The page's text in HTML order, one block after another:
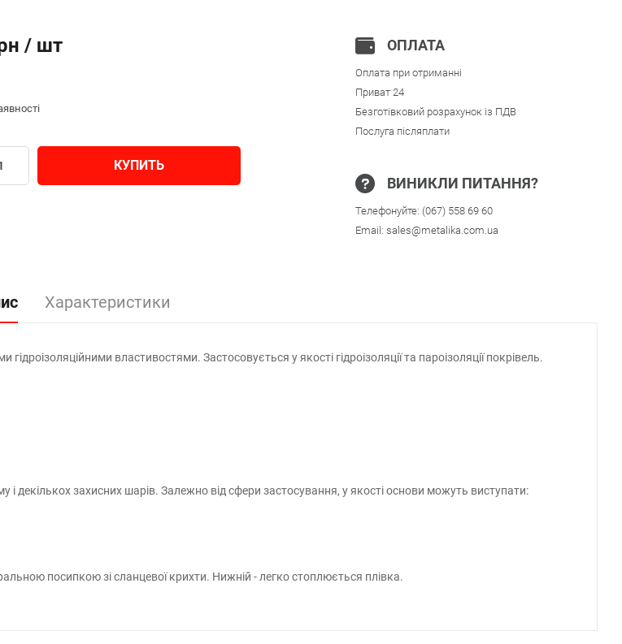
/ шт
КУПИТЬ
ОПЛАТА
Оплата при отриманні
Приват 24
Безготівковий розрахунок із ПДВ
Послуга післяплати
ВИНИКЛИ ПИТАННЯ?
Телефонуйте: (067) 558 69 60
Email: sales@metalika.com.ua
Характеристики
властивостями. Застосовується у якості гідроізоляції та пароізоляції покрівель.
декількох захисних шарів. Залежно від сфери застосування, у якості основи можуть виступати:
посипкою зі сланцевої крихти. Нижній - легко стоплюється плівка.